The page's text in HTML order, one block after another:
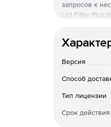
запросов к
List Filter Plus
Создание
Версия
Способ
Тип лицензии
Срок действия